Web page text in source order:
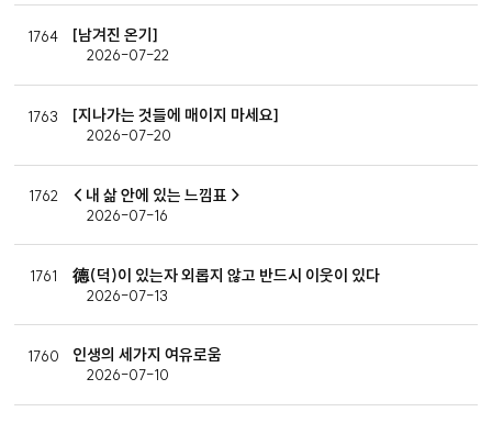
1764 [남겨진 온기]
2026-07-22
1763 [지나가는 것들에 매이지 마세요]
2026-07-20
1762 < 내 삶 안에 있는 느낌표 >
2026-07-16
1761 德(덕)이 있는자 외롭지 않고 반드시 이웃이 있다
2026-07-13
1760 인생의 세가지 여유로움
2026-07-10